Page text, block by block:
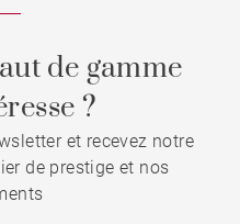
de gamme
?
et recevez notre
de prestige et nos